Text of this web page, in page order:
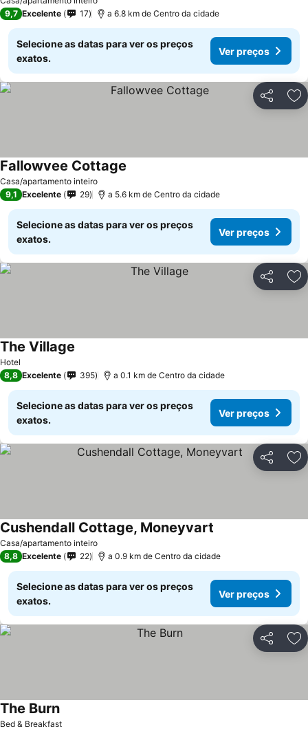
9,7 Excelente 17 a 6.8 km de Centro da cidade
Selecione as datas para ver os preços
exatos.
Ver preços
Partilhar
Casa/apartamento inteiro
Fallowvee Cottage
9,1 Excelente 29 a 5.6 km de Centro da cidade
Selecione as datas para ver os preços
exatos.
Ver preços
Partilhar
Hotel
The Village
8,8 Excelente 395 a 0.1 km de Centro da cidade
Selecione as datas para ver os preços
exatos.
Ver preços
Partilhar
Casa/apartamento inteiro
Cushendall Cottage, Moneyvart
8,8 Excelente 22 a 0.9 km de Centro da cidade
Selecione as datas para ver os preços
exatos.
Ver preços
Partilhar
Bed & Breakfast
The BurnVer preços